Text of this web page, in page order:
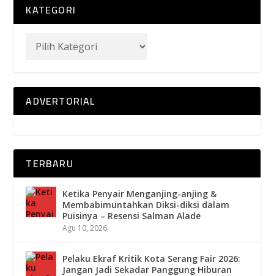
KATEGORI
ADVERTORIAL
TERBARU
Ketika Penyair Menganjing-anjing &
Membabimuntahkan Diksi-diksi dalam
Puisinya – Resensi Salman Alade
Agu 10, 2026
Pelaku Ekraf Kritik Kota Serang Fair 2026:
Jangan Jadi Sekadar Panggung Hiburan